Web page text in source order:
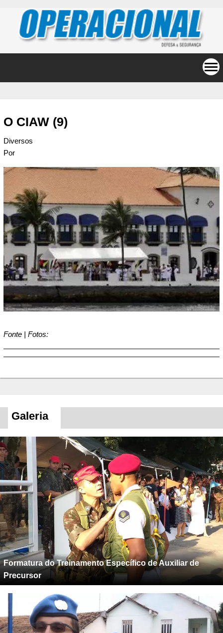
O CIAW (9)
Diversos
Por
Fonte | Fotos:
Galeria
Formatura do Treinamento Específico de Auxiliar de
Precursor